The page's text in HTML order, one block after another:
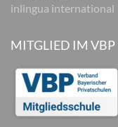
inlingua international
MITGLIED IM VBP